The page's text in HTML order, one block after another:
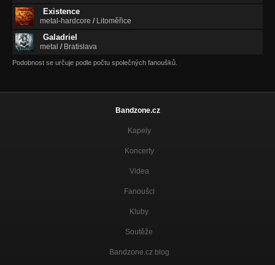
Existence
metal-hardcore / Litoměřice
Galadriel
metal / Bratislava
Podobnost se určuje podle počtu společných fanoušků.
Bandzone.cz
Kapely
Koncerty
Videa
Fanoušci
Kluby
Soutěže
Bandzone.cz blog